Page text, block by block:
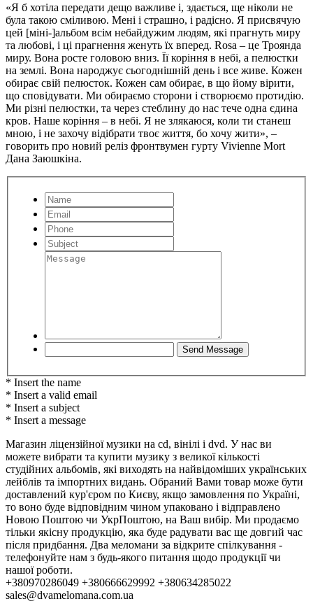
«Я б хотіла передати дещо важливе і, здається, ще ніколи не
була такою сміливою. Мені і страшно, і радісно. Я присвячую
цей [міні-]альбом всім небайдужим людям, які прагнуть миру
та любові, і ці прагнення женуть їх вперед. Rosa – це Троянда
миру. Вона росте головою вниз. Її коріння в небі, а пелюстки
на землі. Вона народжує сьогоднішній день і все живе. Кожен
обирає свій пелюсток. Кожен сам обирає, в що йому вірити,
що сповідувати. Ми обираємо сторони і створюємо протидію.
Ми різні пелюстки, та через стеблину до нас тече одна єдина
кров. Наше коріння – в небі. Я не злякаюся, коли ти станеш
мною, і не захочу відібрати твоє життя, бо хочу жити», –
говорить про новий реліз фронтвумен гурту Vivienne Mort
Дана Заюшкіна.
* Insert the name
* Insert a valid email
* Insert a subject
* Insert a message
Магазин ліцензійної музики на cd, вінілі і dvd. У нас ви
можете вибрати та купити музику з великої кількості
студійних альбомів, які виходять на найвідоміших українських
лейблів та імпортних видань. Обраний Вами товар може бути
доставлений кур'єром по Києву, якщо замовлення по Україні,
то воно буде відповідним чином упаковано і відправлено
Новою Поштою чи УкрПоштою, на Ваш вибір. Ми продаємо
тільки якісну продукцію, яка буде радувати вас ще довгий час
після придбання. Два меломани за відкрите спілкування -
телефонуйте нам з будь-якого питання щодо продукції чи
нашої роботи.
+380970286049 +380666629992 +380634285022
sales@dvamelomana.com.ua